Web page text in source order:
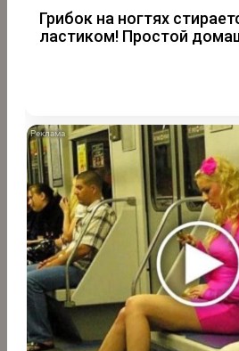
Грибок на ногтях
ластиком! Простой